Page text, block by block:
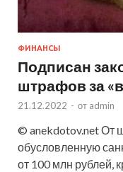
ФИНАНСЫ
Подписан
штрафов за
21.12.2022 - от admin
© anekdotov.net От
обусловленную
от 100 млн рублей,